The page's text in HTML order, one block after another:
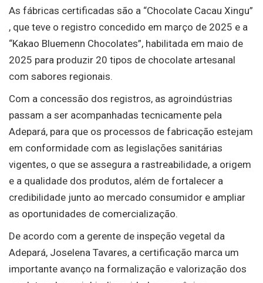
As fábricas certificadas são a “Chocolate Cacau Xingu”
, que teve o registro concedido em março de 2025 e a
“Kakao Bluemenn Chocolates”, habilitada em maio de
2025 para produzir 20 tipos de chocolate artesanal
com sabores regionais.
Com a concessão dos registros, as agroindústrias
passam a ser acompanhadas tecnicamente pela
Adepará, para que os processos de fabricação estejam
em conformidade com as legislações sanitárias
vigentes, o que se assegura a rastreabilidade, a origem
e a qualidade dos produtos, além de fortalecer a
credibilidade junto ao mercado consumidor e ampliar
as oportunidades de comercialização.
De acordo com a gerente de inspeção vegetal da
Adepará, Joselena Tavares, a certificação marca um
importante avanço na formalização e valorização dos